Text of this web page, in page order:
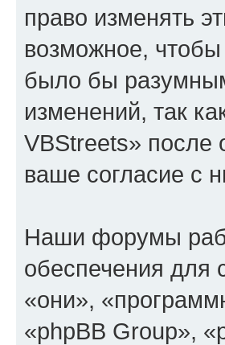
право изменять
возможное,
было бы разумным
изменений, так
VBStreets» после
ваше согласие с
Наши форумы
обеспечения для
«они»,
«phpBB Group»,